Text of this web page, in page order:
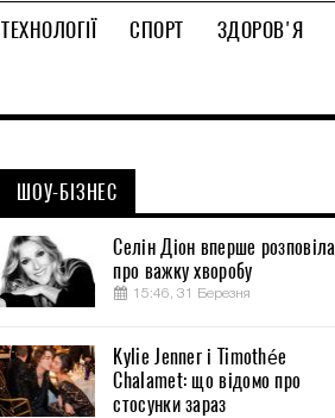
ТЕХНОЛОГІЇ СПОРТ
ЗДОРОВ'Я
ШОУ-БІЗНЕС
Селін Діон вперше розповіла
про важку хворобу
15:46, 31 Березня
Kylie Jenner і Timothée
Chalamet: що відомо про
стосунки зараз